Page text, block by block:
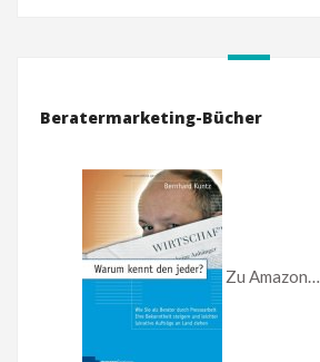
Beratermarketing-Bücher
Zu Amazon…